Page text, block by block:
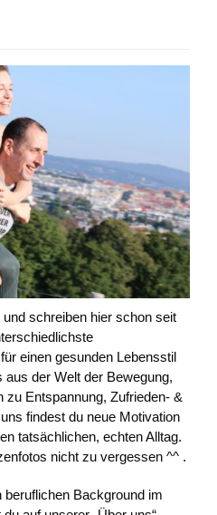
schreiben hier schon seit
einen gesunden Lebensstil
der Welt der Bewegung,
zu Entspannung, Zufrieden- &
findest du neue Motivation
tatsächlichen, echten Alltag.
nicht zu vergessen ^^ .
Background im